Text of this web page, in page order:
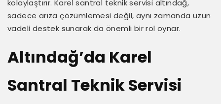
kolaylaştırır. Karel santral teknik servisi altındağ,
sadece arıza çözümlemesi değil, aynı zamanda uzun
vadeli destek sunarak da önemli bir rol oynar.
Altındağ’da Karel
Santral Teknik Servisi